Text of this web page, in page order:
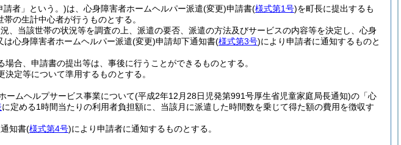
請者」という。)は、心身障害者ホームヘルパー派遣(変更)申請書(様式第1号)を町長に提出するも
の生計中心者が行うものとする。
、当該世帯の状況等を調査の上、派遣の要否、派遣の方法及びサービスの内容等を決定し、心身
は心身障害者ホームヘルパー派遣(変更)申請却下通知書(様式第3号)により申請者に通知するものと
合、申請書の提出等は、事後に行うことができるものとする。
定等について準用するものとする。
ームヘルプサービス事業について(平成2年12月28日児発第991号厚生省児童家庭局長通知)の「心
に定める1時間当たりの利用者負担額に、当該月に派遣した時間数を乗じて得た額の費用を徴収す
知書(様式第4号)により申請者に通知するものとする。